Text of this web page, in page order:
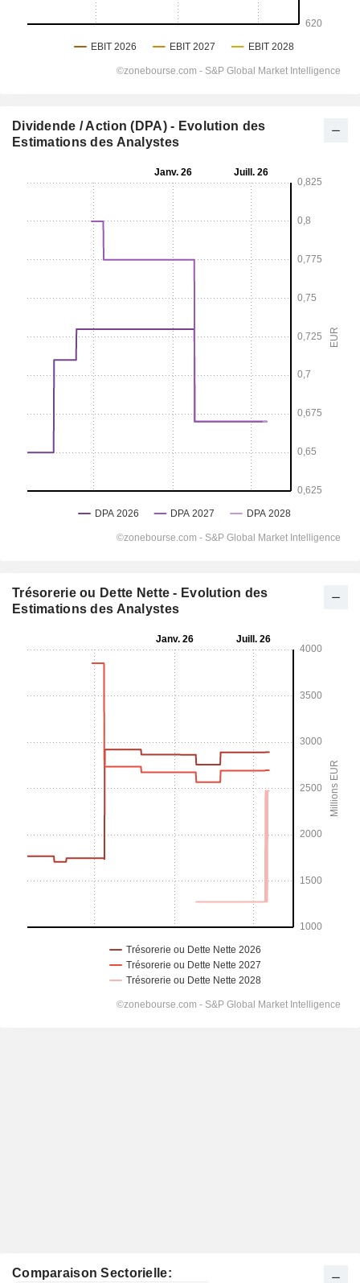
Dividende / Action (DPA) - Evolution des
Estimations des Analystes
Trésorerie ou Dette Nette - Evolution des
Estimations des Analystes
Comparaison Sectorielle: